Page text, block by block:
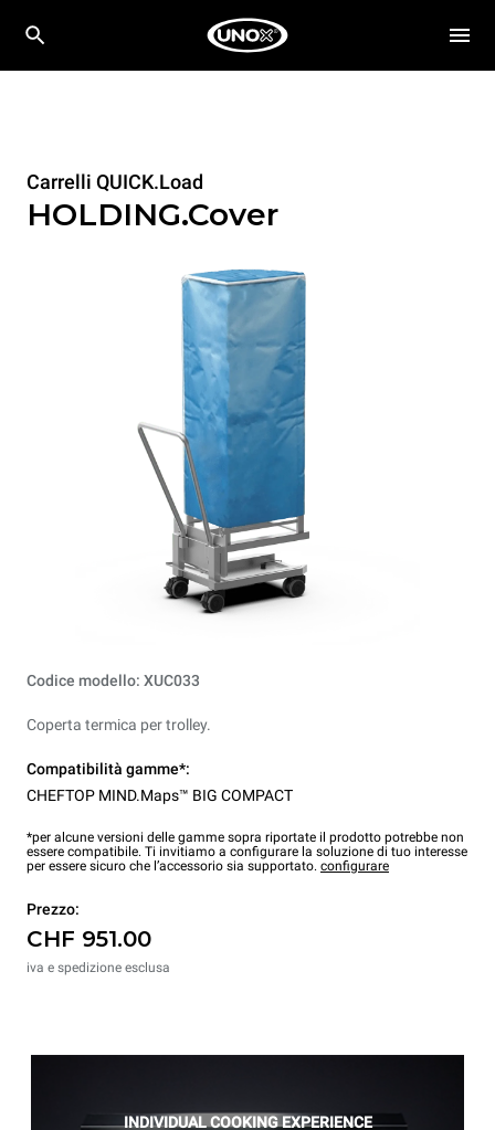
Carrelli QUICK.Load
HOLDING.Cover
Codice modello: XUC033
Coperta termica per trolley.
Compatibilità gamme*:
CHEFTOP MIND.Maps™ BIG COMPACT
*per alcune versioni delle gamme sopra riportate il prodotto potrebbe non
essere compatibile. Ti invitiamo a configurare la soluzione di tuo interesse
per essere sicuro che l’accessorio sia supportato. configurare
Prezzo:
CHF 951.00
iva e spedizione esclusa
INDIVIDUAL COOKING EXPERIENCE